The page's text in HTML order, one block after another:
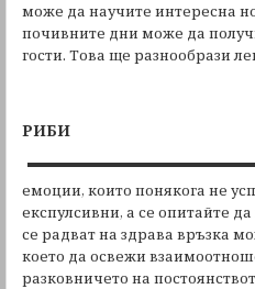
може да научите интересна
почивните дни може да
гости. Това ще разнообрази
РИБИ
емоции, които понякога не
експулсивни, а се опитайте
се радват на здрава връзка
което да освежи
разковничето на